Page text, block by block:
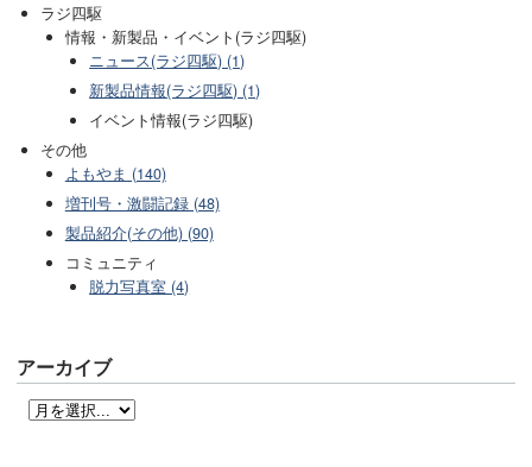
ラジ四駆
情報・新製品・イベント(ラジ四駆)
ニュース(ラジ四駆) (1)
新製品情報(ラジ四駆) (1)
イベント情報(ラジ四駆)
その他
よもやま (140)
増刊号・激闘記録 (48)
製品紹介(その他) (90)
コミュニティ
脱力写真室 (4)
アーカイブ